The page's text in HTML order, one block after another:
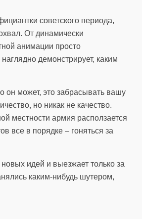
советского периода,
От динамически
анимации просто
демонстрирует, каким
он может, это забрасывать вашу
но никак не качество.
местности армия расползается
все в порядке – гоняться за
идей и выезжает только за
каким-нибудь шутером,